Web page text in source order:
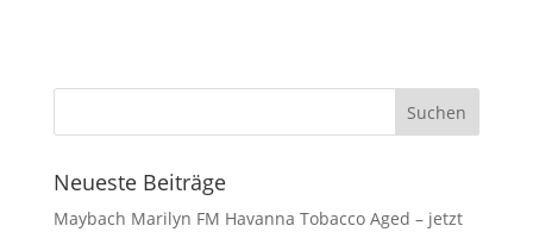
Neueste Beiträge
Maybach Marilyn FM Havanna Tobacco Aged – jetzt